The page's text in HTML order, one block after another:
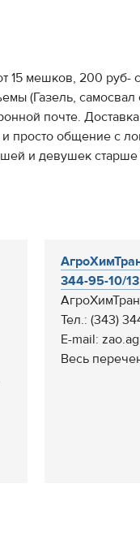
15 мешков, 200
(Газель,
почте.
общение с
и девушек старше
344-95-10/
Тел.: (343)
E-mail:
Весь